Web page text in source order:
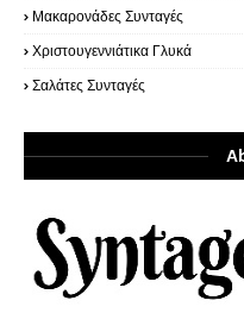
Μακαρονάδες Συνταγές
Χριστουγεννιάτικα Γλυκά
Σαλάτες Συνταγές